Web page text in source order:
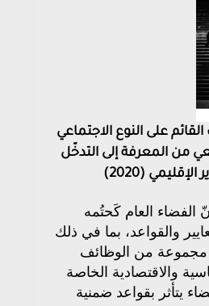
على النوع الاجتماعي
من المعرفة إلى التدخّل
(2020)
العام كَحتُمه
والقواعد، بما في ذلك
مجموعة من الوظائف
والاقتصادية الخاصة
يتأثر بقواعد ضمنية